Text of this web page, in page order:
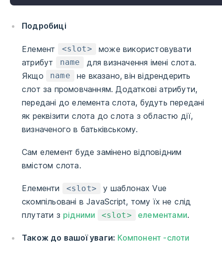
Подробиці
Елемент <slot>
може використовувати
атрибут
name
для визначення імені слота.
Якщо
name
не вказано, він відрендерить
слот за промовчанням. Додаткові атрибути,
передані до елемента слота, будуть передані
як реквізити слота до слота з областю дії,
визначеного в батьківському.
Сам елемент буде замінено відповідним
вмістом слота.
Елементи <slot>
у шаблонах Vue
скомпільовані в JavaScript, тому їх не слід
плутати з рідними <slot> елементами.
Також до вашої уваги: Компонент -слоти